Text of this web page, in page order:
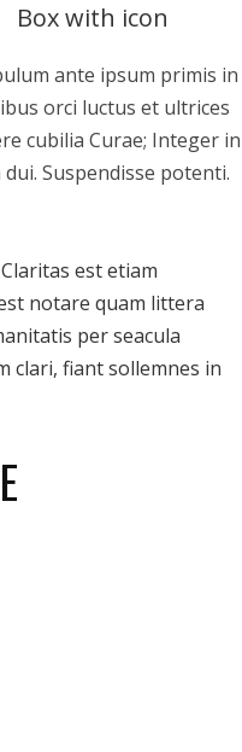
Box with icon
ante ipsum primis in
orci luctus et ultrices
cubilia Curae; Integer in
dui. Suspendisse potenti.
est etiam
notare quam littera
per seacula
clari, fiant sollemnes in